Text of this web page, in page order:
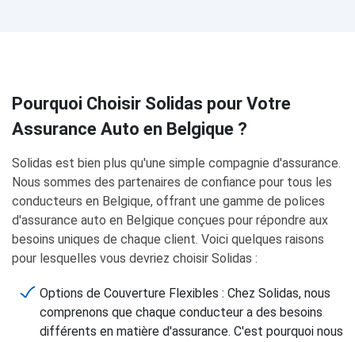
Pourquoi Choisir Solidas pour Votre
Assurance Auto en Belgique ?
Solidas est bien plus qu'une simple compagnie d'assurance.
Nous sommes des partenaires de confiance pour tous les
conducteurs en Belgique, offrant une gamme de polices
d'assurance auto en Belgique conçues pour répondre aux
besoins uniques de chaque client. Voici quelques raisons
pour lesquelles vous devriez choisir Solidas :
Options de Couverture Flexibles : Chez Solidas, nous
comprenons que chaque conducteur a des besoins
différents en matière d'assurance. C'est pourquoi nous